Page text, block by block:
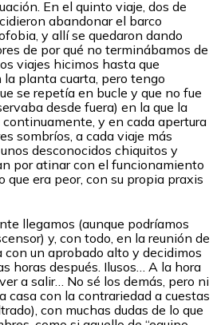
En el quinto viaje, dos de
abandonar el barco
y allí se quedaron dando
de por qué no terminábamos de
viajes hicimos hasta que
planta cuarta, pero tengo
se repetía en bucle y que no fue
desde fuera) en la que la
y en cada apertura
sombríos, a cada viaje más
desconocidos chiquitos y
por atinar con el funcionamiento
que era peor, con su propia praxis
llegamos (aunque podríamos
y, con todo, en la reunión de
con un aprobado alto y decidimos
horas después. Ilusos… A la hora
a salir… No sé los demás, pero ni
casa con la contrariedad a cuestas
con muchas dudas de lo que